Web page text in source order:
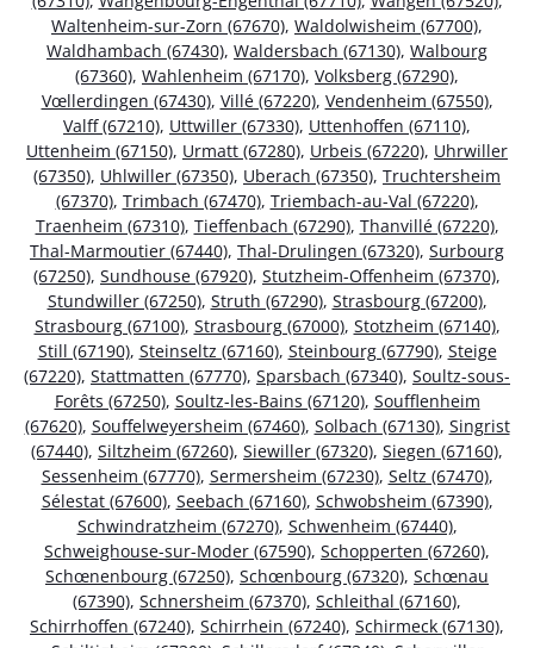
Waltenheim-sur-Zorn (67670), Waldolwisheim (67700),
Waldhambach (67430), Waldersbach (67130), Walbourg
(67360), Wahlenheim (67170), Volksberg (67290),
Vœllerdingen (67430), Villé (67220), Vendenheim (67550),
Valff (67210), Uttwiller (67330), Uttenhoffen (67110),
Uttenheim (67150), Urmatt (67280), Urbeis (67220), Uhrwiller
(67350), Uhlwiller (67350), Uberach (67350), Truchtersheim
(67370), Trimbach (67470), Triembach-au-Val (67220),
Traenheim (67310), Tieffenbach (67290), Thanvillé (67220),
Thal-Marmoutier (67440), Thal-Drulingen (67320), Surbourg
(67250), Sundhouse (67920), Stutzheim-Offenheim (67370),
Stundwiller (67250), Struth (67290), Strasbourg (67200),
Strasbourg (67100), Strasbourg (67000), Stotzheim (67140),
Still (67190), Steinseltz (67160), Steinbourg (67790), Steige
(67220), Stattmatten (67770), Sparsbach (67340), Soultz-sous-
Forêts (67250), Soultz-les-Bains (67120), Soufflenheim
(67620), Souffelweyersheim (67460), Solbach (67130), Singrist
(67440), Siltzheim (67260), Siewiller (67320), Siegen (67160),
Sessenheim (67770), Sermersheim (67230), Seltz (67470),
Sélestat (67600), Seebach (67160), Schwobsheim (67390),
Schwindratzheim (67270), Schwenheim (67440),
Schweighouse-sur-Moder (67590), Schopperten (67260),
Schœnenbourg (67250), Schœnbourg (67320), Schœnau
(67390), Schnersheim (67370), Schleithal (67160),
Schirrhoffen (67240), Schirrhein (67240), Schirmeck (67130),